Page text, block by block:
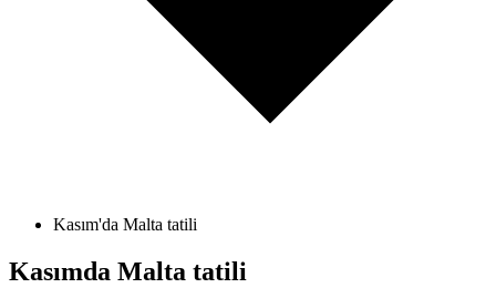
Kasım'da Malta tatili
Kasımda Malta tatili